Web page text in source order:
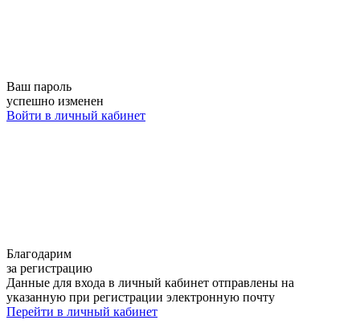
Ваш пароль
успешно изменен
Войти в личный кабинет
Благодарим
за регистрацию
Данные для входа в личный кабинет отправлены на
указанную при регистрации электронную почту
Перейти в личный кабинет